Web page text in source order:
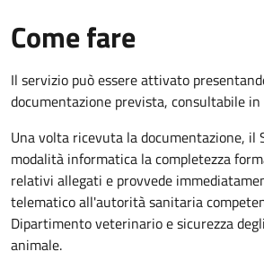
Come fare
Il servizio può essere attivato
documentazione prevista, consultabile in
Una volta ricevuta la documentazione, il
modalità informatica la completezza
relativi allegati e provvede
telematico all'autorità sanitaria
Dipartimento veterinario e sicurezza
animale.